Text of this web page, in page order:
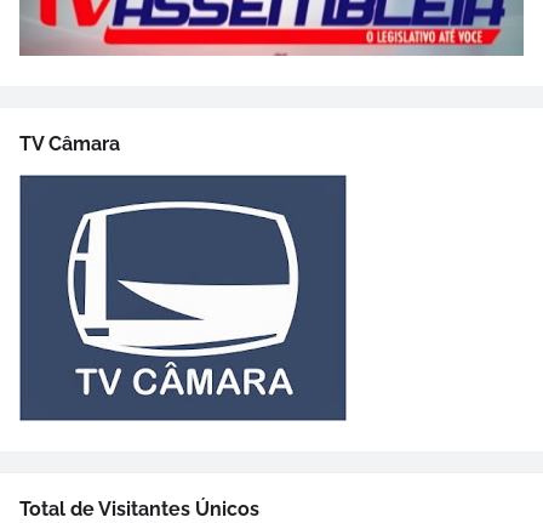
TV Câmara
Total de Visitantes Únicos